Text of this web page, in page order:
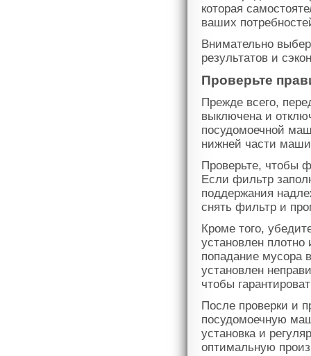
которая
ваших
Внимательно
результатов и
Проверьте
Прежде всего,
выключена и
посудомоечной
нижней части
Проверьте, чтобы
Если фильтр
поддержания
снять фильтр и
Кроме того,
установлен плотно
попадание
установлен
чтобы
После проверки и
посудомоечную
установка и
оптимальную